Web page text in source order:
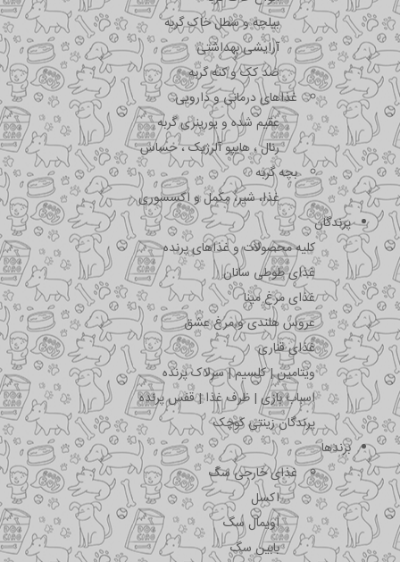
بیلچه و سطل خاک گربه
آرایشی بهداشتی
ضد کک و کنه گربه
غذاهای درمانی و دارویی
عقیم شده و یورینری گربه
رنال ، هایپو آلرژیک ، حساس
بچه گربه
غذا، شیر، مکمل و اکسسوری
پرندگان
کلیه محصولات و غذاهای پرنده
غذای طوطی سانان
غذای مرغ مینا
عروس هلندی و مرغ عشق
غذای قناری
ویتامین | کلسیم | سرلاک پرنده
اسباب بازی | ظرف غذا | قفس پرنده
پرندگان زینتی کوچک
برندها
غذای خارجی سگ
اکسل
اویمال سگ
بابین سگ